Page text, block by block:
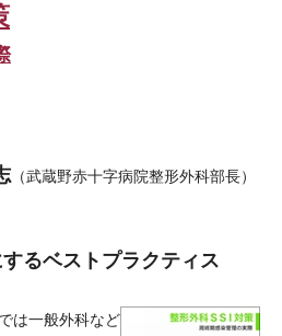
（武蔵野赤十字病院整形外科部長）
るベストプラクティス
は一般外科など